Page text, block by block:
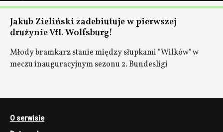
Jakub Zieliński zadebiutuje w pierwszej
drużynie VfL Wolfsburg!
Młody bramkarz stanie między słupkami "Wilków" w
meczu inauguracyjnym sezonu 2. Bundesligi
O serwisie